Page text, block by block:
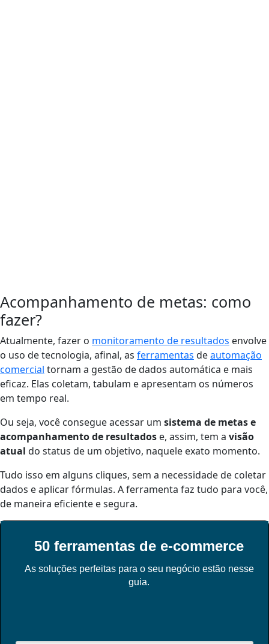
Acompanhamento de metas: como
fazer?
Atualmente, fazer o monitoramento de resultados envolve
o uso de tecnologia, afinal, as ferramentas deautomação
comercial tornam a gestão de dados automática e mais
eficaz. Elas coletam, tabulam e apresentam os números
em tempo real.
Ou seja, você consegue acessar um sistema de metas e
acompanhamento de resultados e, assim, tem a visão
atual do status de um objetivo, naquele exato momento.
Tudo isso em alguns cliques, sem a necessidade de coletar
dados e aplicar fórmulas. A ferramenta faz tudo para você,
de maneira eficiente e segura.
50 ferramentas de e-commerce
As soluções perfeitas para o seu negócio estão nesse
guia.